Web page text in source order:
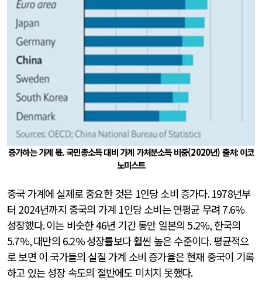
증가하는 가계 몫. 국민총소득 대비 가계 가처분소득 비중(2020년) 출처:이코
노미스트
중국 가계에 실제로 중요한 것은 1인당 소비 증가다. 1978년부
터 2024년까지 중국의 가계 1인당 소비는 연평균 무려 7.6%
성장했다.이는 비슷한46년 기간 동안 일본의 5.2%, 한국의
5.7%,대만의 6.2%성장률보다 훨씬 높은 수준이다.평균적으
로 보면 이 국가들의 실질 가계 소비 증가율은 현재 중국이 기록
하고 있는 성장 속도의 절반에도 미치지 못했다.